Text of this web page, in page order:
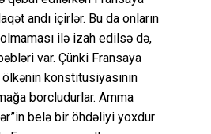
andı içirlər. Bu da onların
ilə izah edilsə də,
var. Çünki Fransaya
konstitusiyasının
borcludurlar. Amma
belə bir öhdəliyi yoxdur